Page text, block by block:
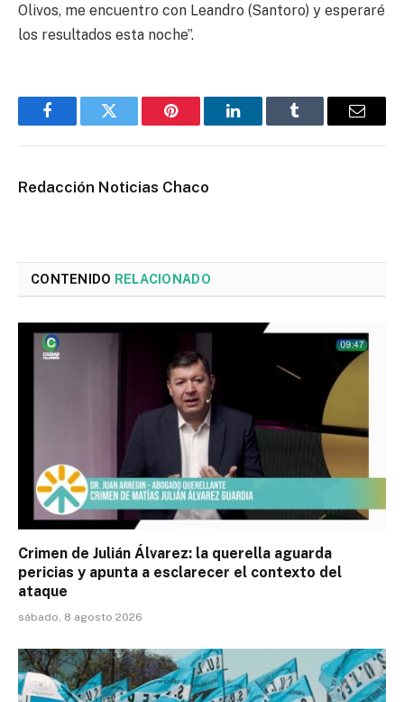
Olivos, me encuentro con Leandro (Santoro) y esperaré
los resultados esta noche”.
FacebookTwitter Pinterest LinkedInTumblr Email
Redacción Noticias Chaco
CONTENIDO RELACIONADO
Crimen de Julián Álvarez: la querella aguarda
pericias y apunta a esclarecer el contexto del
ataque
sábado, 8 agosto 2026